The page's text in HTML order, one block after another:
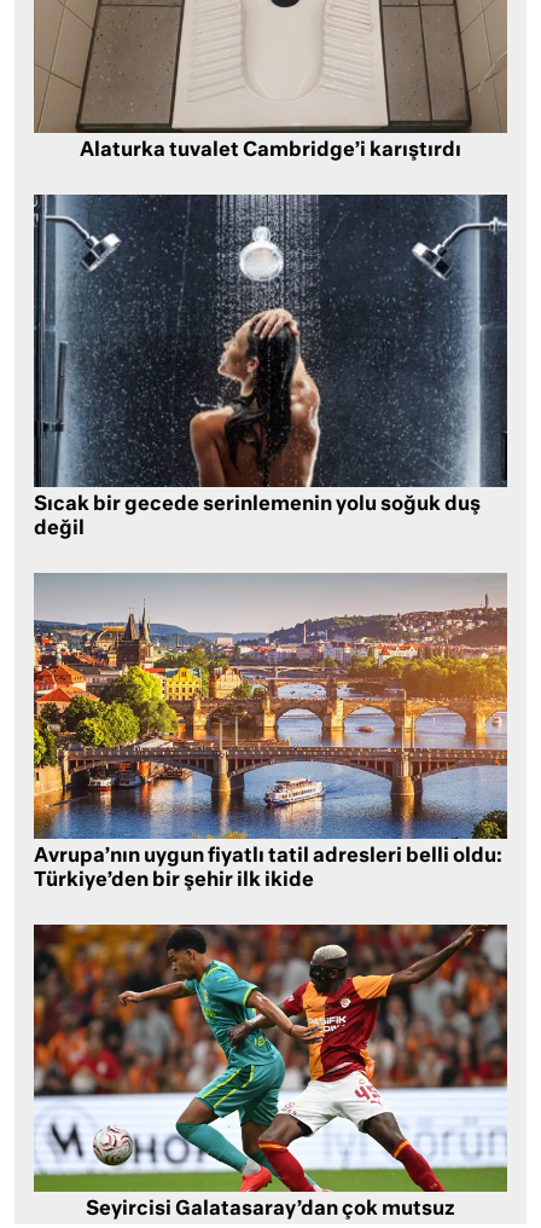
Alaturka tuvalet Cambridge’i karıştırdı
Sıcak bir gecede serinlemenin yolu soğuk duş
değil
Avrupa’nın uygun fiyatlı tatil adresleri belli oldu:
Türkiye’den bir şehir ilk ikide
Seyircisi Galatasaray’dan çok mutsuz